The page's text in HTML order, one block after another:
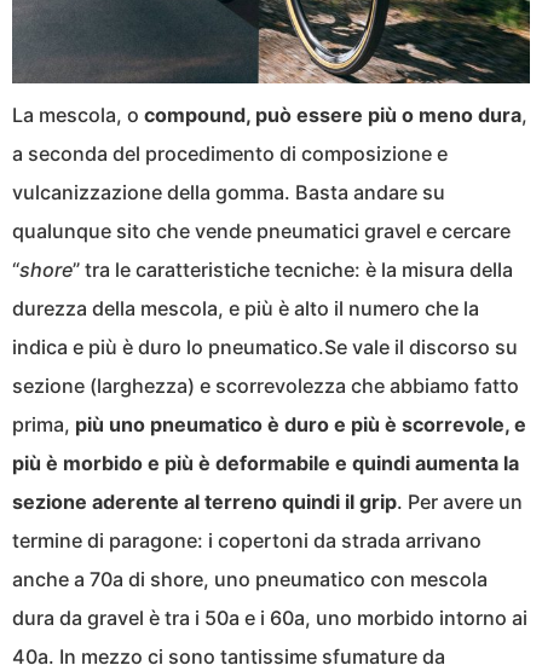
La mescola, o compound, può essere più o meno dura,
a seconda del procedimento di composizione e
vulcanizzazione della gomma. Basta andare su
qualunque sito che vende pneumatici gravel e cercare
“shore” tra le caratteristiche tecniche: è la misura della
durezza della mescola, e più è alto il numero che la
indica e più è duro lo pneumatico.Se vale il discorso su
sezione (larghezza) e scorrevolezza che abbiamo fatto
prima, più uno pneumatico è duro e più è scorrevole, e
più è morbido e più è deformabile e quindi aumenta la
sezione aderente al terreno quindi il grip. Per avere un
termine di paragone: i copertoni da strada arrivano
anche a 70a di shore, uno pneumatico con mescola
dura da gravel è tra i 50a e i 60a, uno morbido intorno ai
40a. In mezzo ci sono tantissime sfumature da